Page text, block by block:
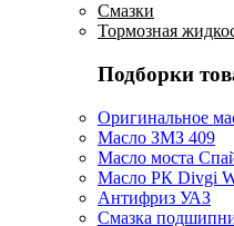
Смазки
Тормозная
Подборки
Оригинальное
Масло ЗМЗ 409
Масло моста
Масло РК Divgi
Антифриз УАЗ
Смазка